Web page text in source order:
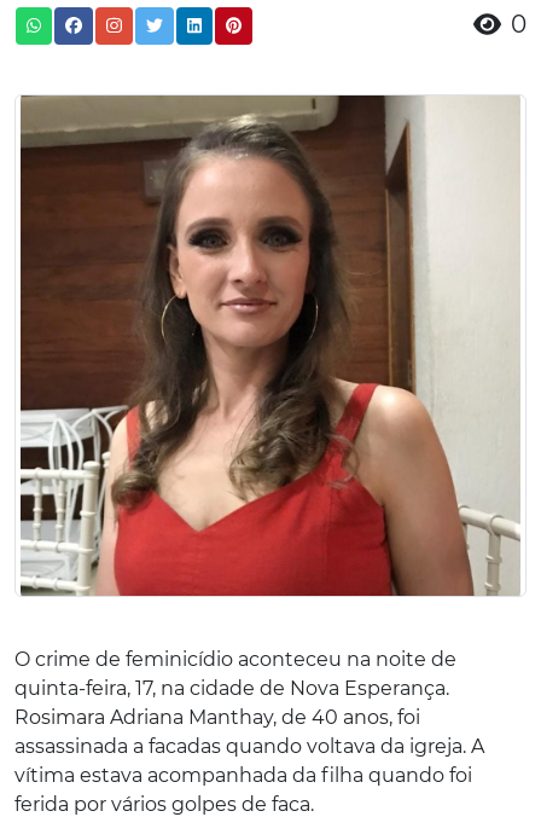
0
O crime de feminicídio aconteceu na noite de
quinta-feira, 17, na cidade de Nova Esperança.
Rosimara Adriana Manthay, de 40 anos, foi
assassinada a facadas quando voltava da igreja. A
vítima estava acompanhada da filha quando foi
ferida por vários golpes de faca.